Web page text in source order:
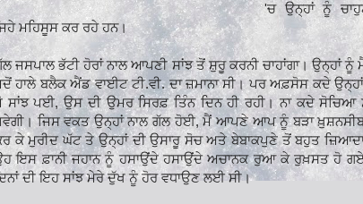
'ਚ ਉਨ੍ਹਾਂ ਨੂੰ
ਮਹਿਸੂਸ ਕਰ ਰਹੇ ਹਨ।
ਜਸਪਾਲ ਭੱਟੀ ਹੋਰਾਂ ਨਾਲ ਆਪਣੀ ਸਾਂਝ ਤੋਂ ਸ਼ੁਰੂ ਕਰਨੀ ਚਾਹਾਂਗਾ। ਉਨ੍ਹਾਂ
ਹਾਲੇ ਬਲੈਕ ਐਂਡ ਵਾਈਟ ਟੀ.ਵੀ. ਦਾ ਜ਼ਮਾਨਾ ਸੀ। ਪਰ ਅਫ਼ਸੋਸ ਕਦੇ
ਸਾਂਝ ਪਈ, ਉਸ ਦੀ ਉਮਰ ਸਿਰਫ਼ ਤਿੰਨ ਦਿਨ ਹੀ ਰਹੀ। ਨਾ ਕਦੇ ਸੋਚਿਆ
ਜਿਸ ਵਕਤ ਉਨ੍ਹਾਂ ਨਾਲ ਗੱਲ ਹੋਈ, ਮੈਂ ਆਪਣੇ ਆਪ ਨੂੰ ਬੜਾ
ਕੇ ਮੁਰੀਦ ਘੱਟ ਤੇ ਉਨ੍ਹਾਂ ਦੀ ਉਸਾਰੂ ਸੋਚ ਅਤੇ ਬੇਬਾਕਪੁਣੇ ਤੋਂ ਬਹੁਤ ਜ਼ਿਆਦਾ
ਇਸ ਫ਼ਾਨੀ ਜਹਾਨ ਨੂੰ ਹਸਾਉਂਦੇ ਹਸਾਉਂਦੇ ਅਚਾਨਕ ਰੁਆ ਕੇ ਰੁਖ਼ਸਤ ਹੋ
ਦੀ ਇਹ ਸਾਂਝ ਮੇਰੇ ਦੁੱਖ ਨੂੰ ਹੋਰ ਵਧਾਉਣ ਲਈ ਸੀ।